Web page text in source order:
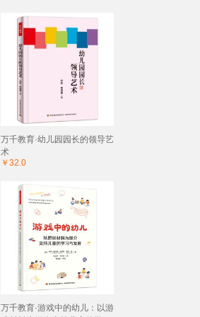
万千教育·幼儿园园长的领导艺
术
￥32.0
万千教育·游戏中的幼儿：以游